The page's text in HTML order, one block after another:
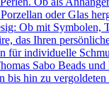
oder Glas
Ob mit Symbolen,
das Ihren
individuelle
Sabo Beads
hin zu